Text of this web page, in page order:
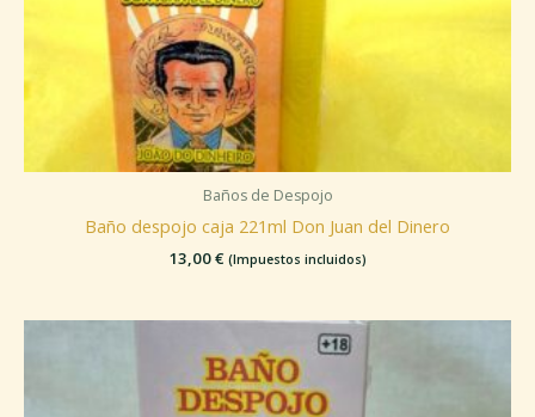
Baños de Despojo
Baño despojo caja 221ml Don Juan del Dinero
13,00€ (Impuestos incluidos)